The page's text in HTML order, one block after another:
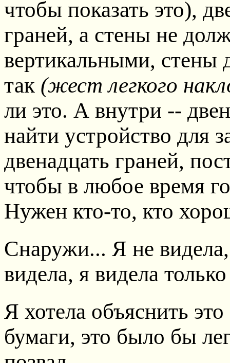
чтобы показать это),
граней, а стены не
вертикальными, стены
так (жест легкого
ли это. А внутри --
найти устройство для
двенадцать граней,
чтобы в любое время
Нужен кто-то, кто
Снаружи... Я не
видела, я видела
Я хотела объяснить
бумаги, это было бы